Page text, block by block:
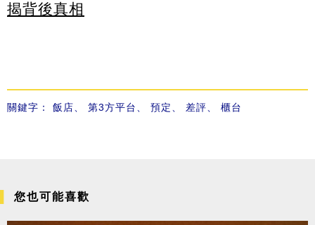
揭背後真相
關鍵字： 飯店、 第3方平台、 預定、 差評、 櫃台
您也可能喜歡